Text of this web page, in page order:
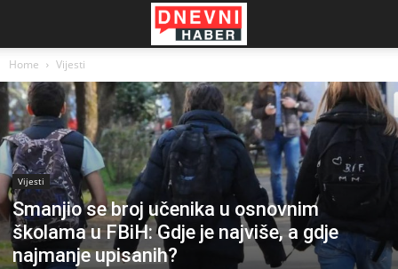
Home Vijesti
Vijesti
Smanjio se broj učenika u osnovnim
školama u FBiH: Gdje je najviše, a gdje
najmanje upisanih?